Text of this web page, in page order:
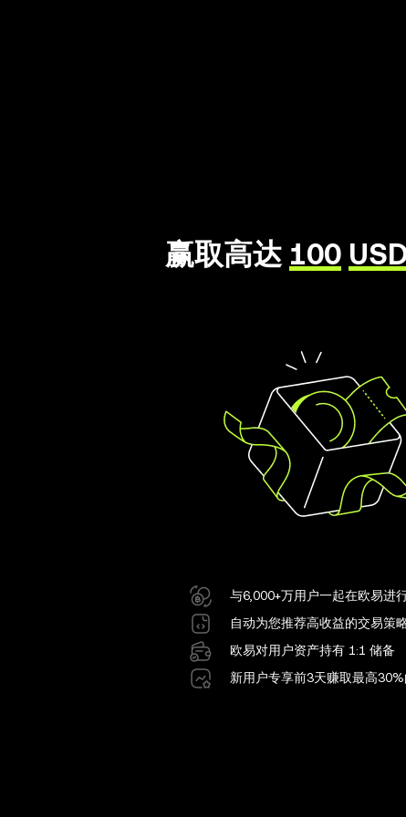
赢取高达 100
与6,000+万用户一起在欧易进
自动为您推荐高收益的交易策
欧易对用户资产持有 1:1 储备
新用户专享前3天赚取最高